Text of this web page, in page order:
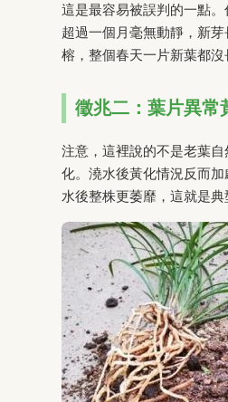
這是最容易被誤判的一點
超過一個月毫無動靜，新
榕，整個春天一片新葉都沒
徵兆二：葉片異常
注意，這裡說的不是老葉
化。澆水後黃化情況反而
水後整株更萎靡，這就是典